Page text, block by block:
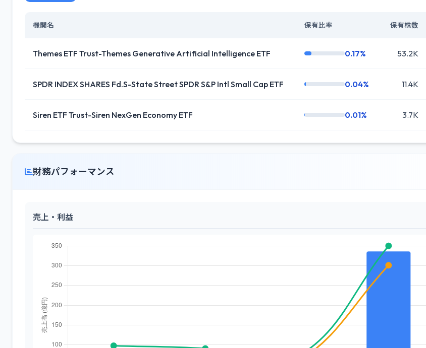
機関名 保有比率 保有株数
Themes ETF Trust-Themes Generative Artificial Intelligence ETF 0.17% 53.2K
SPDR INDEX SHARES Fd.S-State Street SPDR S&P Intl Small Cap ETF 0.04% 11.4K
Siren ETF Trust-Siren NexGen Economy ETF 0.01% 3.7K
財務パフォーマンス
売上・利益